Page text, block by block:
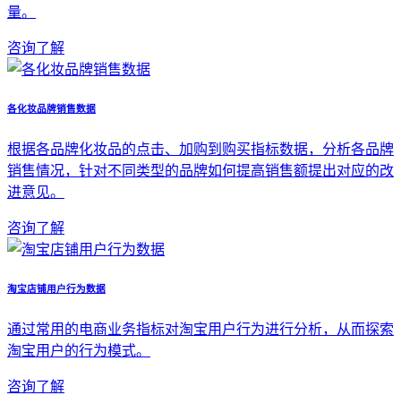
量。
咨询了解
各化妆品牌销售数据
根据各品牌化妆品的点击、加购到购买指标数据，分析各品牌
销售情况，针对不同类型的品牌如何提高销售额提出对应的改
进意见。
咨询了解
淘宝店铺用户行为数据
通过常用的电商业务指标对淘宝用户行为进行分析，从而探索
淘宝用户的行为模式。
咨询了解